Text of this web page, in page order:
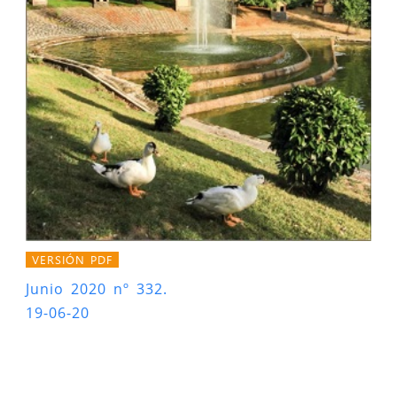
VERSIÓN PDF
Junio 2020 nº 332.
19-06-20